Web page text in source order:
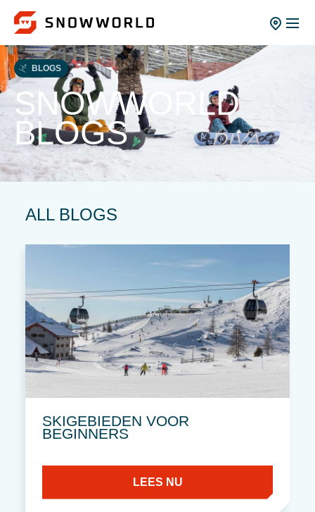
BLOGS
SNOWWORLD
BLOGS
ALL BLOGS
SKIGEBIEDEN VOOR
BEGINNERS
LEES NU